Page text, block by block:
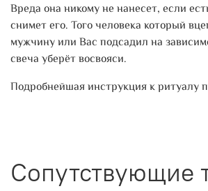
Вреда она никому не нанесет, если
снимет его. Того человека который
мужчину или Вас подсадил на
свеча уберёт восвояси.
Подробнейшая инструкция к ритуалу
Сопутствующие